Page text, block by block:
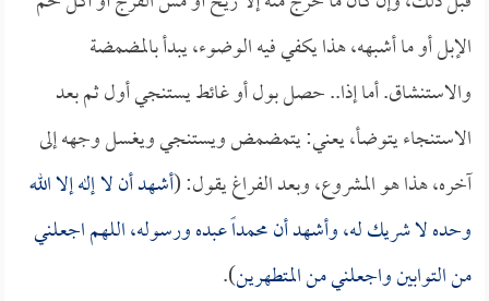
الإبل أو ما أشبهه، هذا يكفي فيه الوضوء، يبدأ بالمضمضة
والاستنشاق. أما إذا.. حصل بول أو غائط يستنجي أول ثم بعد
الاستنجاء يتوضأ، يعني: يتمضمض ويستنجي ويغسل وجهه إلى
آخره، هذا هو المشروع، وبعد الفراغ يقول: (أشهد أن لا إله إلا الله
وحده لا شريك له، وأشهد أن محمداً عبده ورسوله، اللهم اجعلني
من التوابين واجعلني من المتطهرين).